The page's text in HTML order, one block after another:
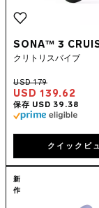
SONA™ 3
クリトリスバイブ
USD 139.62
クイックビ
新
作